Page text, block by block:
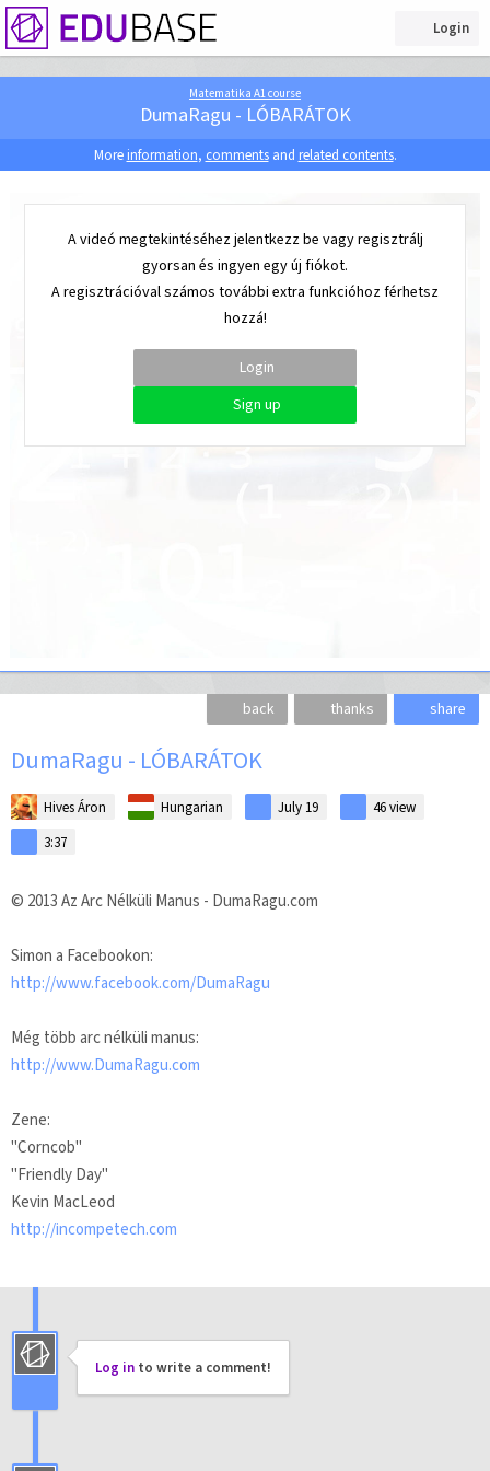
Login
Matematika A1 course
DumaRagu - LÓBARÁTOK
Moreinformation, commentsand related contents.
A videó megtekintéséhez jelentkezz be vagy regisztrálj
gyorsan és ingyen egy új fiókot.
A regisztrációval számos további extra funkcióhoz férhetsz
hozzá!
Login
Sign up
back thanks share
DumaRagu - LÓBARÁTOK
Hives Áron Hungarian July 19 46view
3:37
© 2013 Az Arc Nélküli Manus - DumaRagu.com
Simon a Facebookon:
http://www.facebook.com/DumaRagu
Még több arc nélküli manus:
http://www.DumaRagu.com
Zene:
"Corncob"
"Friendly Day"
Kevin MacLeod
http://incompetech.com
Log in to write a comment!